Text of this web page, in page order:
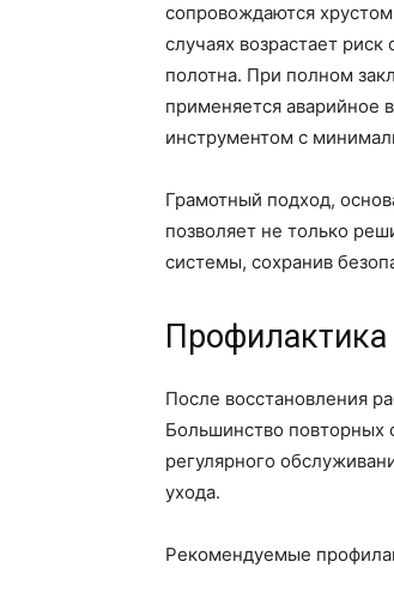
сопровождаются
случаях возрастает
полотна. При полном
применяется аварийное
инструментом с
Грамотный подход,
позволяет не только
системы, сохранив
Профилактика
После восстановления
Большинство повторных
регулярного
ухода.
Рекомендуемые